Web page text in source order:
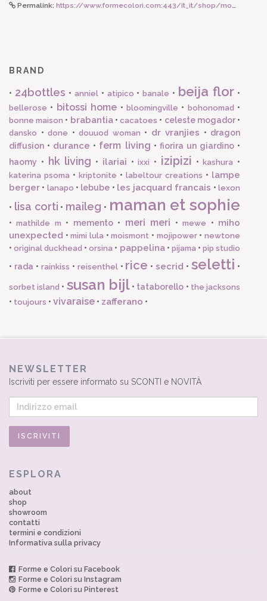
Permalink: https://www.formecolori.com:443/it_it/shop/mood__fashion/portafogli/secrid_miniwallet_vintage_olive_black/6064
BRAND
• 24bottles • anniel• atipico •banale • beija flor •
bellerose • bitossi home • bloomingville • bohonomad •
bonne maison • brabantia•cacatoes • celeste mogador•
dansko • done • douuod woman • dr vranjies • dragon
diffusion • durance • ferm living • fiorira un giardino•
haomy • hk living • ilariai •ixxi • izipizi •kashura •
katerina psoma • kriptonite • labeltour creations • lampe
berger • lanapo • lebube • les jacquard francais •lexon
• lisa corti • maileg • maman et sophie
•mathilde m • memento• meri meri •mewe • miho
unexpected •mimi lula •moismont • mojipower•newtone
•original duckhead •orsina • pappelina• pijama • pip studio
• rada • rainkiss • reisenthel• rice •secrid •seletti •
sorbet island • susan bijl• tataborello • the jacksons
• toujours • vivaraise • zafferano •
NEWSLETTER
Iscriviti per essere informato su SCONTI e NOVITÀ
ESPLORA
about
shop
showroom
contatti
termini e condizioni
Informativa sulla privacy
Forme e Colori su Facebook
Forme e Colori su Instagram
Forme e Colori su Pinterest